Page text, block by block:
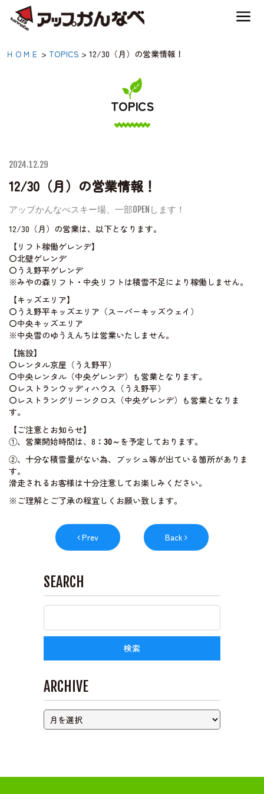
12/30（月）の営業情
報！|【公式】アップかん
なべ｜兵庫県豊岡市・関
西 アウトドア・キャン
夏のスキー場も「かなり遊べる」！
神鍋高原アクティビティ
宿泊案内
神鍋高原体育館
ＨＯＭＥ > TOPICS > 12/30（月）の営業情報！
TOPICS
2024.12.29
12/30（月）の営業情報！
アップかんなべスキー場、一部OPENします！
12/30（月）の営業は、以下となります。
【リフト稼働ゲレンデ】
〇北壁ゲレンデ
〇うえ野平ゲレンデ
※みやの森リフト・中央リフトは積雪不足により稼働しません。
【キッズエリア】
〇うえ野平キッズエリア（スーパーキッズウェイ）
〇中央キッズエリア
※中央雪のゆうえんちは営業いたしません。
【施設】
〇レンタル京屋（うえ野平）
〇中央レンタル（中央ゲレンデ）も営業となります。
〇レストランウッディハウス（うえ野平）
〇レストラングリーンクロス（中央ゲレンデ）も営業となりま
す。
【ご注意とお知らせ】
①、営業開始時間は、8 ：30～ を予定しております。
②、十分な積雪量がない為、ブッシュ等が出ている箇所がありま
す。
滑走されるお客様は十分注意してお楽しみください。
※ご理解とご了承の程宜しくお願い致します。
Prev Back
SEARCH
ARCHIVE